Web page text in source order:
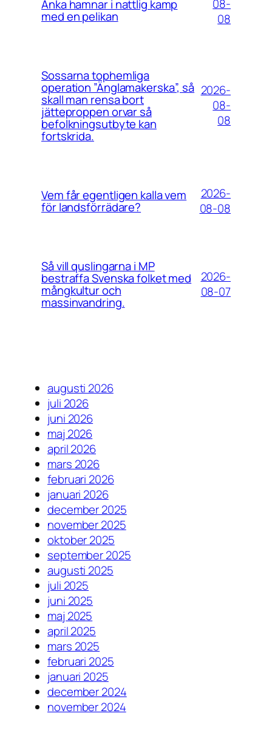
Anka hamnar i nattlig kamp
med en pelikan
08-
08
Sossarna tophemliga
operation ”Änglamakerska”, så
skall man rensa bort
jätteproppen orvar så
befolkningsutbyte kan
fortskrida.
2026-
08-
08
Vem får egentligen kalla vem
för landsförrädare?
2026-
08-08
Så vill quslingarna i MP
bestraffa Svenska folket med
mångkultur och
massinvandring.
2026-
08-07
augusti 2026
juli 2026
juni 2026
maj 2026
april 2026
mars 2026
februari 2026
januari 2026
december 2025
november 2025
oktober 2025
september 2025
augusti 2025
juli 2025
juni 2025
maj 2025
april 2025
mars 2025
februari 2025
januari 2025
december 2024
november 2024